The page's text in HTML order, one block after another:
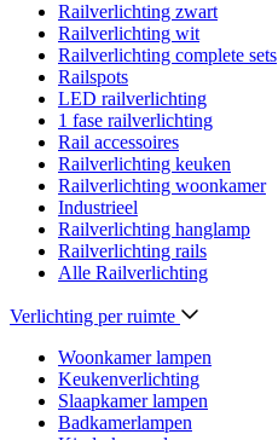
Railverlichting zwart
Railverlichting wit
Railverlichting complete sets
Railspots
LED railverlichting
1 fase railverlichting
Rail accessoires
Railverlichting keuken
Railverlichting woonkamer
Industrieel
Railverlichting hanglamp
Railverlichting rails
Alle Railverlichting
Verlichting per ruimte
Woonkamer lampen
Keukenverlichting
Slaapkamer lampen
Badkamerlampen